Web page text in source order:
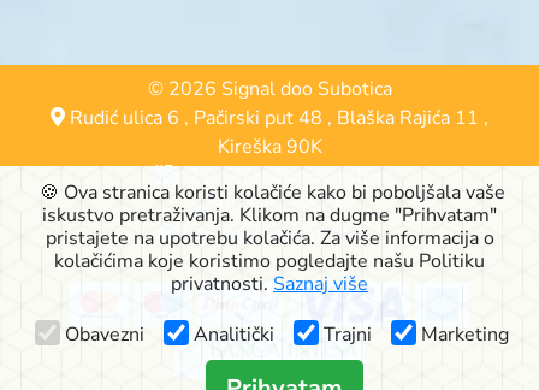
© 2026 Signal doo Subotica
Rudić ulica 6 , Pačirski put 48 , Blaška Rajića 11 ,
Kireška 90K
24000 Subotica, Srbija
063-553-574
online@signalshop.rs
🍪 Ova stranica koristi kolačiće kako bi poboljšala vaše
iskustvo pretraživanja. Klikom na dugme "Prihvatam"
pristajete na upotrebu kolačića. Za više informacija o
kolačićima koje koristimo pogledajte našu Politiku
privatnosti. Saznaj više
Obavezni
Analitički Trajni Marketing